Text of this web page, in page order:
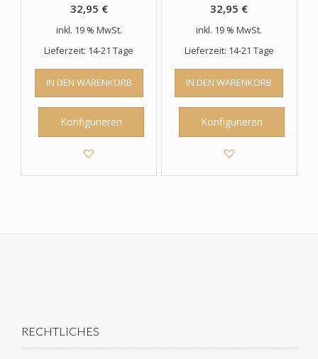
32,95 €
inkl. 19 % MwSt.
Lieferzeit: 14-21 Tage
IN DEN WARENKORB
Konfigurieren
32,95 €
inkl. 19 % MwSt.
Lieferzeit: 14-21 Tage
IN DEN WARENKORB
Konfigurieren
RECHTLICHES